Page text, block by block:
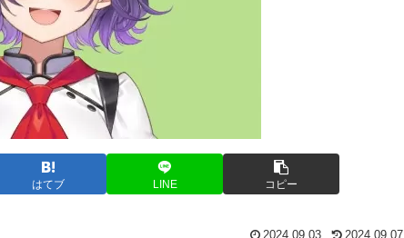
はてブ LINE コピー
2024.09.03 2024.09.07